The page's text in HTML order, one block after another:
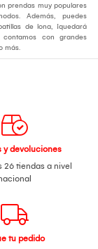
prendas muy populares
Además, puedes
de lona, ¡quedará
con grandes
más.
y devoluciones
26 tiendas a nivel
tu pedido